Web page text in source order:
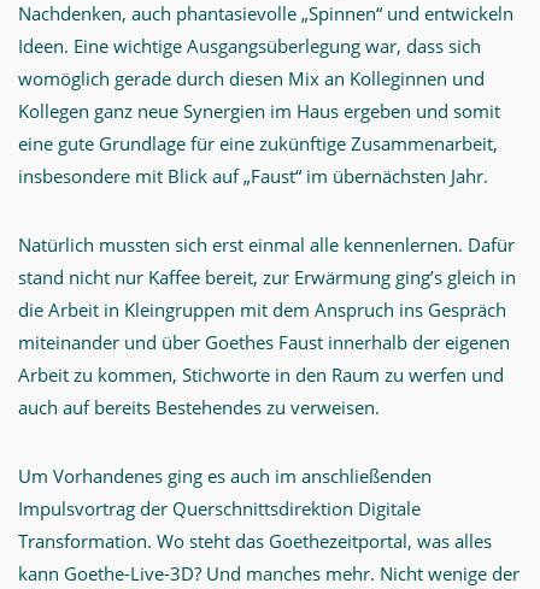
Nachdenken, auch phantasievolle „Spinnen“ und entwickeln
Ideen. Eine wichtige Ausgangsüberlegung war, dass sich
womöglich gerade durch diesen Mix an Kolleginnen und
Kollegen ganz neue Synergien im Haus ergeben und somit
eine gute Grundlage für eine zukünftige Zusammenarbeit,
insbesondere mit Blick auf „Faust“ im übernächsten Jahr.
Natürlich mussten sich erst einmal alle kennenlernen. Dafür
stand nicht nur Kaffee bereit, zur Erwärmung ging’s gleich in
die Arbeit in Kleingruppen mit dem Anspruch ins Gespräch
miteinander und über Goethes Faust innerhalb der eigenen
Arbeit zu kommen, Stichworte in den Raum zu werfen und
auch auf bereits Bestehendes zu verweisen.
Um Vorhandenes ging es auch im anschließenden
Impulsvortrag der Querschnittsdirektion Digitale
Transformation. Wo steht das Goethezeitportal, was alles
kann Goethe-Live-3D? Und manches mehr. Nicht wenige der